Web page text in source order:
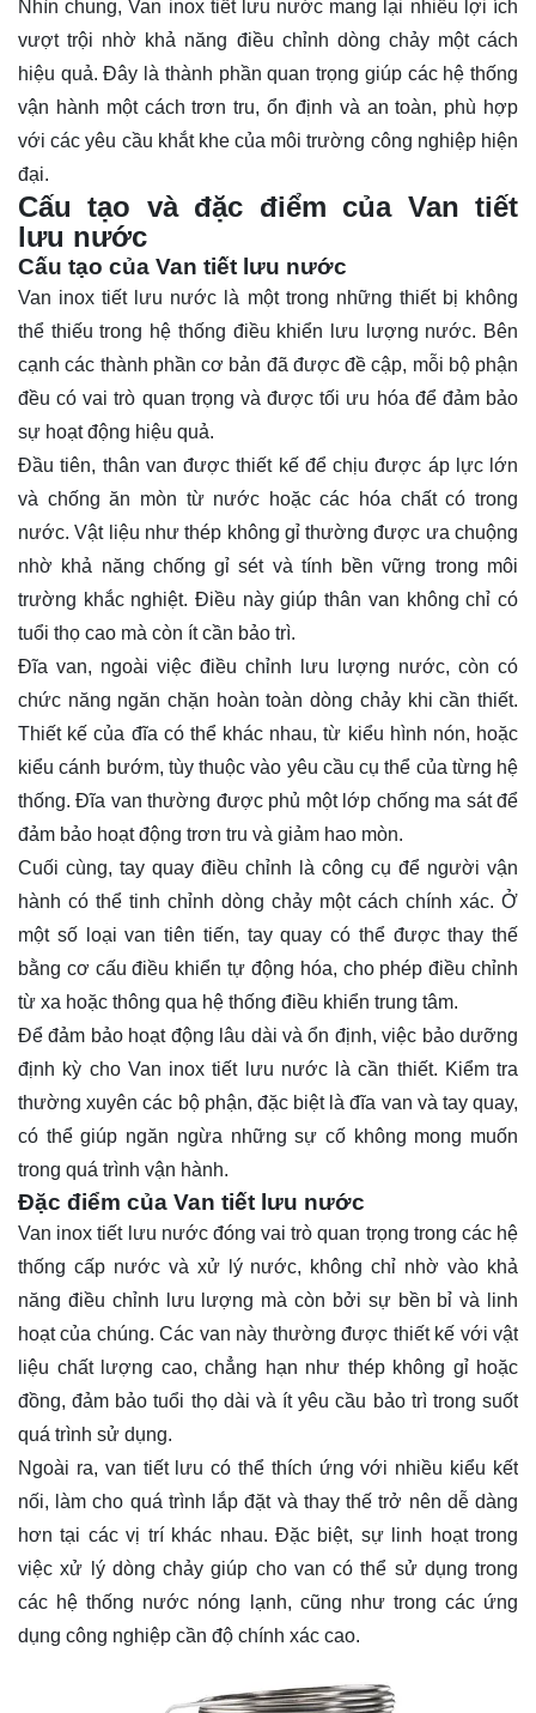
Nhìn chung, Van inox tiết lưu nước mang lại nhiều lợi ích
vượt trội nhờ khả năng điều chỉnh dòng chảy một cách
hiệu quả. Đây là thành phần quan trọng giúp các hệ thống
vận hành một cách trơn tru, ổn định và an toàn, phù hợp
với các yêu cầu khắt khe của môi trường công nghiệp hiện
đại.
Cấu tạo và đặc điểm của Van tiết
lưu nước
Cấu tạo của Van tiết lưu nước
Van inox tiết lưu nước là một trong những thiết bị không
thể thiếu trong hệ thống điều khiển lưu lượng nước. Bên
cạnh các thành phần cơ bản đã được đề cập, mỗi bộ phận
đều có vai trò quan trọng và được tối ưu hóa để đảm bảo
sự hoạt động hiệu quả.
Đầu tiên, thân van được thiết kế để chịu được áp lực lớn
và chống ăn mòn từ nước hoặc các hóa chất có trong
nước. Vật liệu như thép không gỉ thường được ưa chuộng
nhờ khả năng chống gỉ sét và tính bền vững trong môi
trường khắc nghiệt. Điều này giúp thân van không chỉ có
tuổi thọ cao mà còn ít cần bảo trì.
Đĩa van, ngoài việc điều chỉnh lưu lượng nước, còn có
chức năng ngăn chặn hoàn toàn dòng chảy khi cần thiết.
Thiết kế của đĩa có thể khác nhau, từ kiểu hình nón, hoặc
kiểu cánh bướm, tùy thuộc vào yêu cầu cụ thể của từng hệ
thống. Đĩa van thường được phủ một lớp chống ma sát để
đảm bảo hoạt động trơn tru và giảm hao mòn.
Cuối cùng, tay quay điều chỉnh là công cụ để người vận
hành có thể tinh chỉnh dòng chảy một cách chính xác. Ở
một số loại van tiên tiến, tay quay có thể được thay thế
bằng cơ cấu điều khiển tự động hóa, cho phép điều chỉnh
từ xa hoặc thông qua hệ thống điều khiển trung tâm.
Để đảm bảo hoạt động lâu dài và ổn định, việc bảo dưỡng
định kỳ cho Van inox tiết lưu nước là cần thiết. Kiểm tra
thường xuyên các bộ phận, đặc biệt là đĩa van và tay quay,
có thể giúp ngăn ngừa những sự cố không mong muốn
trong quá trình vận hành.
Đặc điểm của Van tiết lưu nước
Van inox tiết lưu nước đóng vai trò quan trọng trong các hệ
thống cấp nước và xử lý nước, không chỉ nhờ vào khả
năng điều chỉnh lưu lượng mà còn bởi sự bền bỉ và linh
hoạt của chúng. Các van này thường được thiết kế với vật
liệu chất lượng cao, chẳng hạn như thép không gỉ hoặc
đồng, đảm bảo tuổi thọ dài và ít yêu cầu bảo trì trong suốt
quá trình sử dụng.
Ngoài ra, van tiết lưu có thể thích ứng với nhiều kiểu kết
nối, làm cho quá trình lắp đặt và thay thế trở nên dễ dàng
hơn tại các vị trí khác nhau. Đặc biệt, sự linh hoạt trong
việc xử lý dòng chảy giúp cho van có thể sử dụng trong
các hệ thống nước nóng lạnh, cũng như trong các ứng
dụng công nghiệp cần độ chính xác cao.